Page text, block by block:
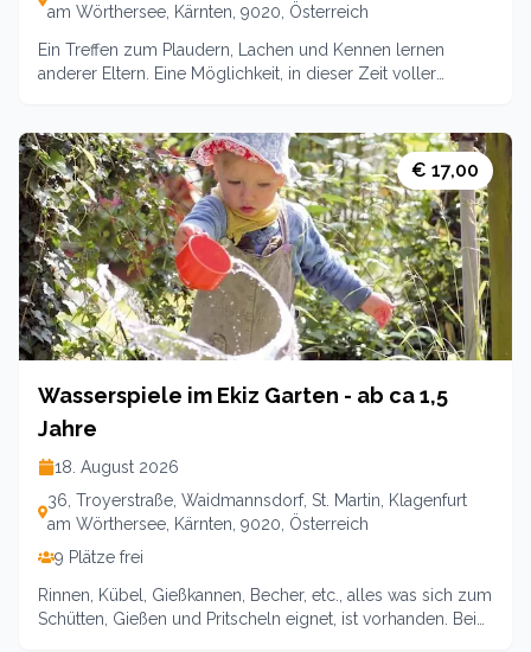
am Wörthersee, Kärnten, 9020, Österreich
Ein Treffen zum Plaudern, Lachen und Kennen lernen
anderer Eltern. Eine Möglichkeit, in dieser Zeit voller
Wickeln und Stillen sowie Bewegungsräume für die kleinen
Besucher die schon die Welt entdecken möchten.Leitung:
Carina Ehrlich Unkostenbeitrag inklusive Snacks u Kaffee 7,-
EURO pro Familie
€ 17,00
Wasserspiele im Ekiz Garten - ab ca 1,5
Jahre
18. August 2026
36, Troyerstraße, Waidmannsdorf, St. Martin, Klagenfurt
am Wörthersee, Kärnten, 9020, Österreich
9 Plätze frei
Rinnen, Kübel, Gießkannen, Becher, etc., alles was sich zum
Schütten, Gießen und Pritscheln eignet, ist vorhanden. Bei